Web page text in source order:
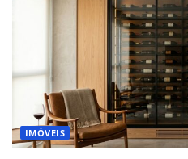
IMÓVEIS